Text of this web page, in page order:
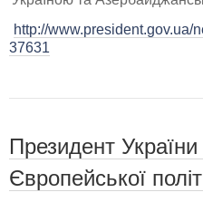
http://
37631
Президент
Європейської